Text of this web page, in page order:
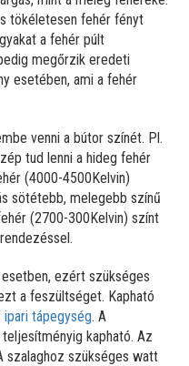
tökéletesen fehér fényt
a fehér púlt
megőrzik eredeti
esetében, ami a fehér
venni a bútor színét. Pl.
tud lenni a hideg fehér
(4000-4500Kelvin)
sötétebb, melegebb színű
(2700-300Kelvin) színt
ezért szükséges
a feszültséget. Kapható
ipari tápegység. A
kapható. Az
szalaghoz szükséges watt